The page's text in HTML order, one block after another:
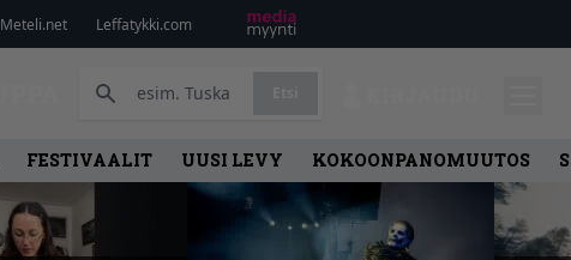
Meteli.net Leffatykki.com
FESTIVAALIT UUSI LEVY KOKOONPANOMUUTOS